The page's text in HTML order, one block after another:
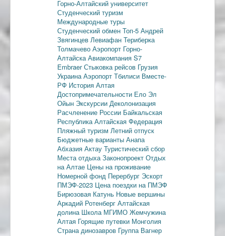
Горно-Алтайский университет
Студенческий туризм
Международные туры
Студенческий обмен Топ-5 Андрей
Звягинцев Левиафан Териберка
Толмачево Аэропорт Горно-
АлтайскаАвиакомпания S7
EmbraerСтыковка рейсов Грузия
УкраинаАэропорт Тбилиси Вместе-
РФ История Алтая
Достопримечательности Ело Эл
Ойын Экскурсии Деколонизация
Расчленение России Байкальская
РеспубликаАлтайская Федерация
Пляжный туризм Летний отпуск
Бюджетные варианты Анапа
Абхазия Актау Туристический сбор
Места отдыхаЗаконопроект Отдых
на Алтае Цены на проживание
Номерной фонд Перербург Эскорт
ПМЭФ-2023 Цена поездки на ПМЭФ
Бирюзовая Катунь Новые вершины
Аркадий Ротенберг Алтайская
долина Школа МГИМО Жемчужина
Алтая Горящие путевки Монголия
Страна динозавров Группа Вагнер